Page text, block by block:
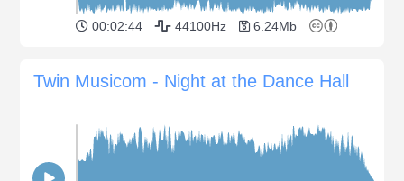
00:02:44 44100Hz 6.24Mb
Twin Musicom - Night at the Dance Hall